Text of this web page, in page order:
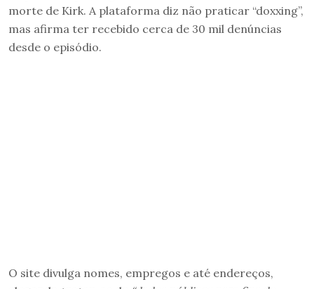
morte de Kirk. A plataforma diz não praticar “doxxing”,
mas afirma ter recebido cerca de 30 mil denúncias
desde o episódio.
O site divulga nomes, empregos e até endereços,